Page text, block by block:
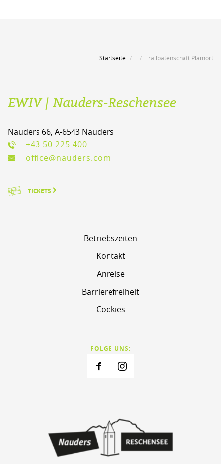
Startseite Trailpatenschaft Plamort
EWIV | Nauders-Reschensee
Nauders 66, A-6543 Nauders
+43 50 225 400
office@nauders.com
TICKETS
Betriebszeiten
Kontakt
Anreise
Barrierefreiheit
Cookies
FOLGE UNS: